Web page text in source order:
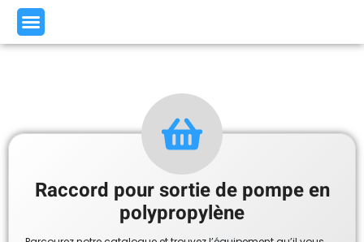
Raccord pour sortie de pompe en
polypropylène